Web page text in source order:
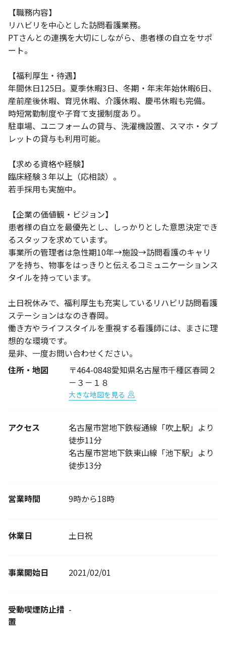
【職務内容】
リハビリを中心とした訪問看護業務。
PTさんとの連携を大切にしながら、患者様の自立をサポ
ート。
【福利厚生・待遇】
年間休日125日。夏季休暇3日、冬期・年末年始休暇6日、
産前産後休暇、育児休暇、介護休暇、慶弔休暇も完備。
時短常勤制度や子育て支援制度あり。
駐車場、ユニフォームの貸与、洗濯機設置、スマホ・タブ
レットの貸与も利用可能。
【求める資格や経験】
臨床経験３年以上（応相談）。
若手採用も実施中。
【企業の価値観・ビジョン】
患者様の自立を最優先とし、しっかりとした意思決定でき
るスタッフを求めています。
事業所の管理者は急性期10年→施設→訪問看護のキャリ
アを持ち、物事をはっきりと伝えるコミュニケーションス
タイルを持っています。
土日祝休みで、福利厚生も充実しているリハビリ訪問看護
ステーションはなのき春岡。
働き方やライフスタイルを重視する看護師には、まさに理
想的な環境です。
是非、一度お問い合わせください。
住所・地図
〒464-0848愛知県名古屋市千種区春岡２
－３－１８
大きな地図を見る
アクセス
名古屋市営地下鉄桜通線「吹上駅」より
徒歩11分
名古屋市営地下鉄東山線「池下駅」より
徒歩13分
営業時間 9時から18時
休業日 土日祝
事業開始日 2021/02/01
受動喫煙防止措
置
-